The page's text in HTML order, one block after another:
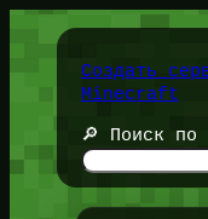
Перейти
содержимому
Создать
Minecraft
🔎 Поиск по